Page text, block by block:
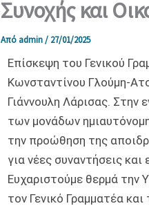
Συνοχής και
Από admin/ 27/01/2025
Επίσκεψη του Γενικού
Κωνσταντίνου Γλούμη-
Γιάννουλη Λάρισας.
των μονάδων
την προώθηση της
για νέες συναντήσεις
Ευχαριστούμε θερμά την
τον Γενικό Γραμματέα